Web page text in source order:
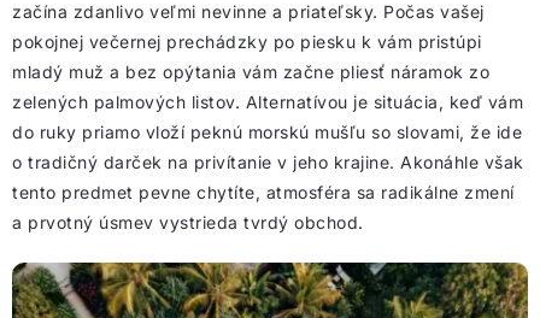
začína zdanlivo veľmi nevinne a priateľsky. Počas vašej
pokojnej večernej prechádzky po piesku k vám pristúpi
mladý muž a bez opýtania vám začne pliesť náramok zo
zelených palmových listov. Alternatívou je situácia, keď vám
do ruky priamo vloží peknú morskú mušľu so slovami, že ide
o tradičný darček na privítanie v jeho krajine. Akonáhle však
tento predmet pevne chytíte, atmosféra sa radikálne zmení
a prvotný úsmev vystrieda tvrdý obchod.